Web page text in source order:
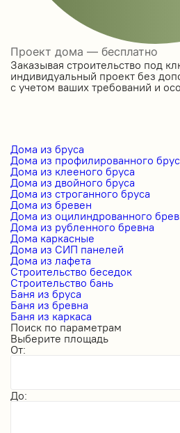
Проект дома — бесплатно
Заказывая строительство под
индивидуальный проект без
с учетом ваших требований и
Дома из бруса
Дома из профилированного
Дома из клееного бруса
Дома из двойного бруса
Дома из строганного бруса
Дома из бревен
Дома из оцилиндрованного
Дома из рубленного бревна
Дома каркасные
Дома из СИП панелей
Дома из лафета
Строительство беседок
Строительство бань
Баня из бруса
Баня из бревна
Баня из каркаса
Поиск по параметрам
Выберите площадь
От:
До: